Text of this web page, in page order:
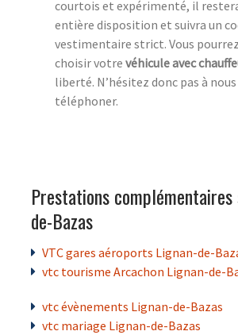
courtois et expérimenté, il
entière disposition et suivra un
vestimentaire strict. Vous
choisir votre véhicule avec
liberté. N’hésitez donc pas à nous
téléphoner.
Prestations
de-Bazas
VTC gares aéroports Lignan-de-
vtc tourisme Arcachon Lignan-de-
vtc évènements Lignan-de-Bazas
vtc mariage Lignan-de-Bazas